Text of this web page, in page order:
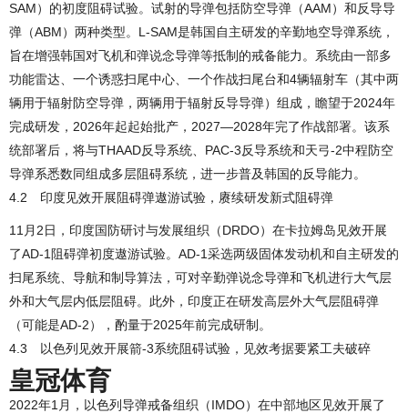
SAM）的初度阻碍试验。试射的导弹包括防空导弹（AAM）和反导导
弹（ABM）两种类型。L-SAM是韩国自主研发的辛勤地空导弹系统，
旨在增强韩国对飞机和弹说念导弹等抵制的戒备能力。系统由一部多
功能雷达、一个诱惑扫尾中心、一个作战扫尾台和4辆辐射车（其中两
辆用于辐射防空导弹，两辆用于辐射反导导弹）组成，瞻望于2024年
完成研发，2026年起起始批产，2027—2028年完了作战部署。该系
统部署后，将与THAAD反导系统、PAC-3反导系统和天弓-2中程防空
导弹系悉数同组成多层阻碍系统，进一步普及韩国的反导能力。
4.2 印度见效开展阻碍弹遨游试验，赓续研发新式阻碍弹
11月2日，印度国防研讨与发展组织（DRDO）在卡拉姆岛见效开展
了AD-1阻碍弹初度遨游试验。AD-1采选两级固体发动机和自主研发的
扫尾系统、导航和制导算法，可对辛勤弹说念导弹和飞机进行大气层
外和大气层内低层阻碍。此外，印度正在研发高层外大气层阻碍弹
（可能是AD-2），酌量于2025年前完成研制。
4.3 以色列见效开展箭-3系统阻碍试验，见效考据要紧工夫破碎
皇冠体育
2022年1月，以色列导弹戒备组织（IMDO）在中部地区见效开展了